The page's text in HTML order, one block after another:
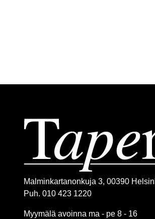
Malminkartanonkuja 3, 00390
Puh. 010 423 1220
Myymälä avoinna ma - pe 8 - 16